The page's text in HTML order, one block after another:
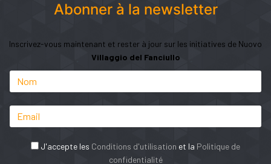
Abonner à la newsletter
Inscrivez-vous maintenant et rester à jour sur les initiatives de Nuovo
Villaggio del Fanciullo
J'accepte les Conditions d'utilisation et la Politique de
confidentialité